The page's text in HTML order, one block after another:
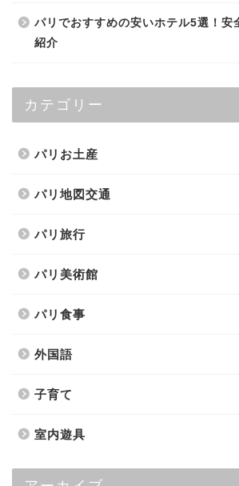
パリでおすすめの安いホテル5選！安
紹介
カテゴリー
パリお土産
パリ地図交通
パリ旅行
パリ美術館
パリ食事
外国語
子育て
室内遊具